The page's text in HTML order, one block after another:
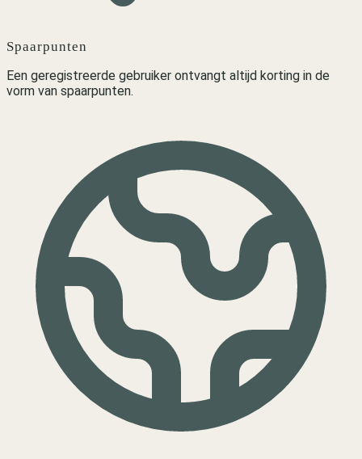
Spaarpunten
Een geregistreerde gebruiker ontvangt altijd korting in de
vorm van spaarpunten.